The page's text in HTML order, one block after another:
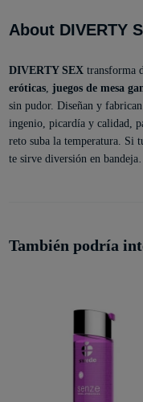
About DIVERTY
DIVERTY SEXtransforma
eróticas, juegos de mesa
sin pudor. Diseñan y
ingenio, picardía y calidad,
reto suba la temperatura. Si
te sirve diversión en
También podría